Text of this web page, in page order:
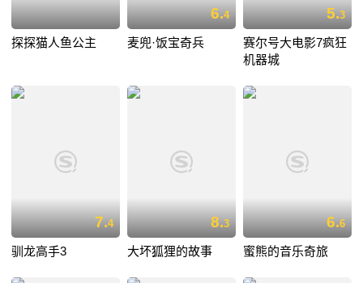
探探猫人鱼公主
6.4
麦兜·饭宝奇兵
5.3
赛尔号大电影7疯狂
机器城
7.4
驯龙高手3
8.3
大坏狐狸的故事
6.6
蜜熊的音乐奇旅